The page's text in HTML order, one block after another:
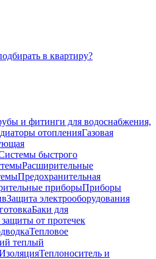
в квартиру?
и фитинги для водоснабжения,
отопленияГазовая
быстрого
Расширительные
Предохранительная
приборыПриборы
Защита электрооборудования
Баки для
от протечек
Тепловое
теплый
Теплоноситель и